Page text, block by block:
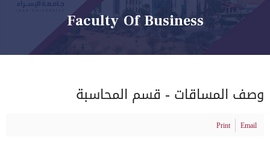
Faculty Of Business
وصف المساقات - قسم المحاسبة
Print Email